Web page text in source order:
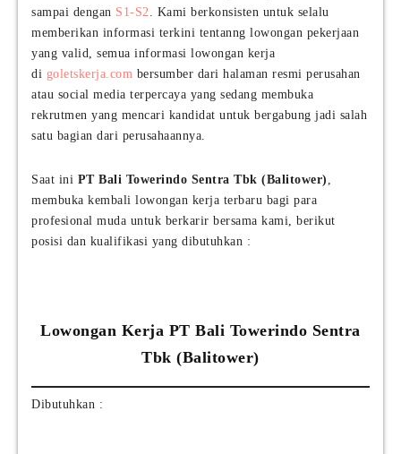
sampai dengan S1-S2. Kami berkonsisten untuk selalu
memberikan informasi terkini tentanng lowongan pekerjaan
yang valid, semua informasi lowongan kerja
di goletskerja.com bersumber dari halaman resmi perusahan
atau social media terpercaya yang sedang membuka
rekrutmen yang mencari kandidat untuk bergabung jadi salah
satu bagian dari perusahaannya.
Saat ini PT Bali Towerindo Sentra Tbk (Balitower) ,
membuka kembali lowongan kerja terbaru bagi para
profesional muda untuk berkarir bersama kami, berikut
posisi dan kualifikasi yang dibutuhkan :
Lowongan Kerja PT Bali Towerindo Sentra
Tbk (Balitower)
Dibutuhkan :